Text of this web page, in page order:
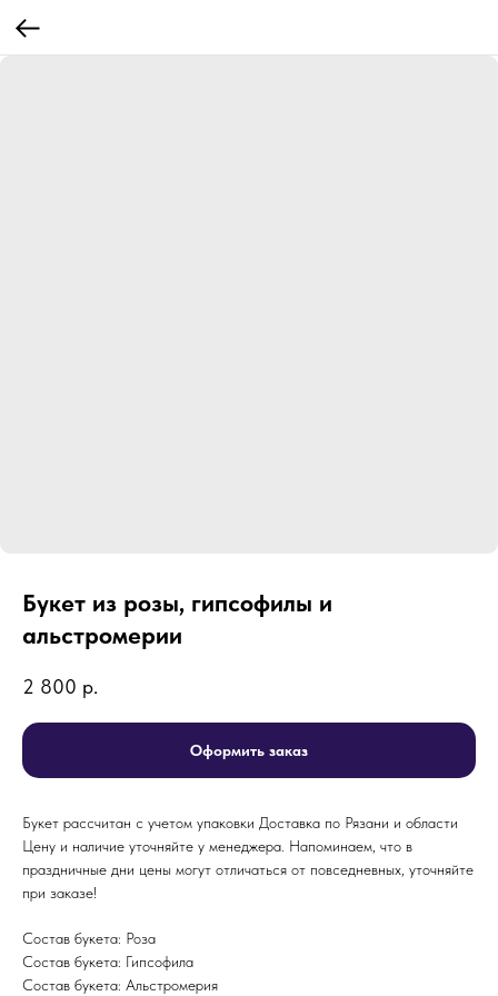
Букет из розы, гипсофилы и
альстромерии
2 800 р.
Оформить заказ
Букет рассчитан с учетом упаковки Доставка по Рязани и области
Цену и наличие уточняйте у менеджера. Напоминаем, что в
праздничные дни цены могут отличаться от повседневных, уточняйте
при заказе!
Состав букета: Роза
Состав букета: Гипсофила
Состав букета: Альстромерия